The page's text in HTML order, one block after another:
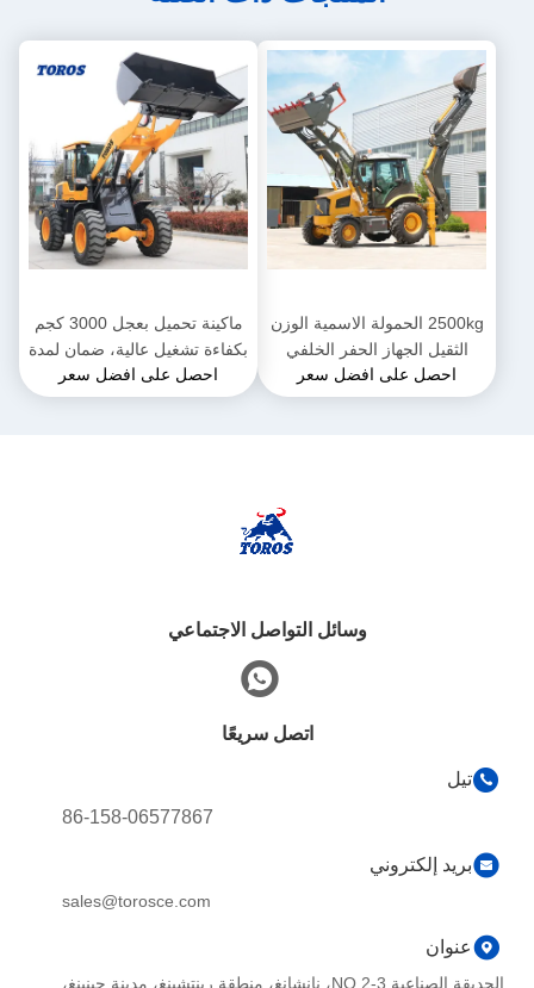
2500kg الحمولة الاسمية الوزن
الثقيل الجهاز الحفر الخلفي
للإنشاءات
احصل على افضل سعر
ماكينة تحميل بعجل 3000 كجم
بكفاءة تشغيل عالية، ضمان لمدة
سنة واحدة
احصل على افضل سعر
وسائل التواصل الاجتماعي
اتصل سريعًا
تيل
86-158-06577867
بريد إلكتروني
sales@torosce.com
عنوان
الحديقة الصناعية NO.2-3، نانشانغ، منطقة رينتشينغ، مدينة جينينغ،